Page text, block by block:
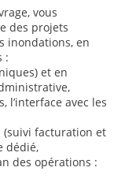
vous
des projets
inondations, en
:
et en
l’interface avec les
(suivi facturation et
dédié,
des opérations :